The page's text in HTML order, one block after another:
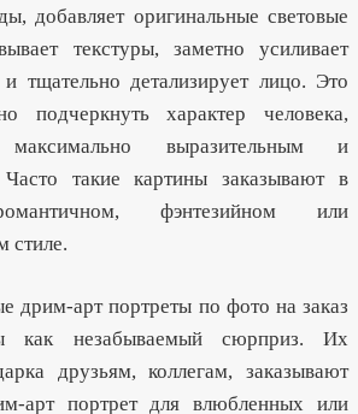
добавляет оригинальные световые
текстуры, заметно усиливает
и тщательно детализирует лицо. Это
подчеркнуть характер человека,
выразительным и
такие картины заказывают в
фэнтезийном или
стиле.
дрим-арт портреты по фото на заказ
как незабываемый сюрприз. Их
друзьям, коллегам, заказывают
арт портрет для влюбленных или